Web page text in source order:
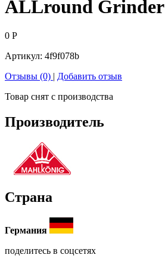
ALLround Grinder
0 Р
Артикул: 4f9f078b
Отзывы (0) | Добавить отзыв
Товар снят с производства
Производитель
Страна
Германия
поделитесь в соцсетях